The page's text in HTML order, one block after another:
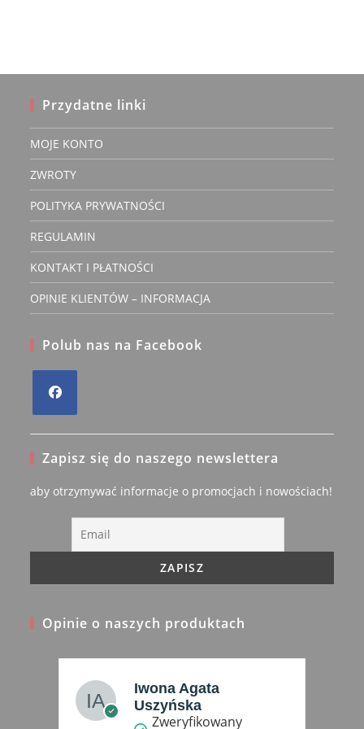
Przydatne linki
MOJE KONTO
ZWROTY
POLITYKA PRYWATNOŚCI
REGULAMIN
KONTAKT I PŁATNOŚCI
OPINIE KLIENTÓW – INFORMACJA
Polub nas na Facebook
a
new
Zapisz się do naszego newslettera
aby otrzymywać informacje o promocjach i nowościach!
Opinie o naszych produktach
Malgorzata
Kowalczyk
Zweryfikowany